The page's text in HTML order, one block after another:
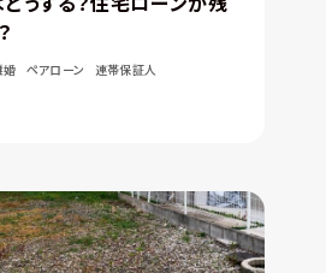
婚 ペアローン 連帯保証人